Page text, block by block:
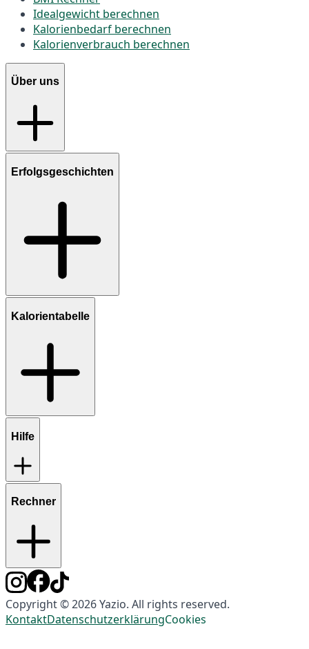
Idealgewicht berechnen
Kalorienbedarf berechnen
Kalorienverbrauch berechnen
Über uns
Erfolgsgeschichten
Kalorientabelle
Hilfe
Rechner
Copyright © 2026 Yazio. All rights reserved.
KontaktDatenschutzerklärungCookies